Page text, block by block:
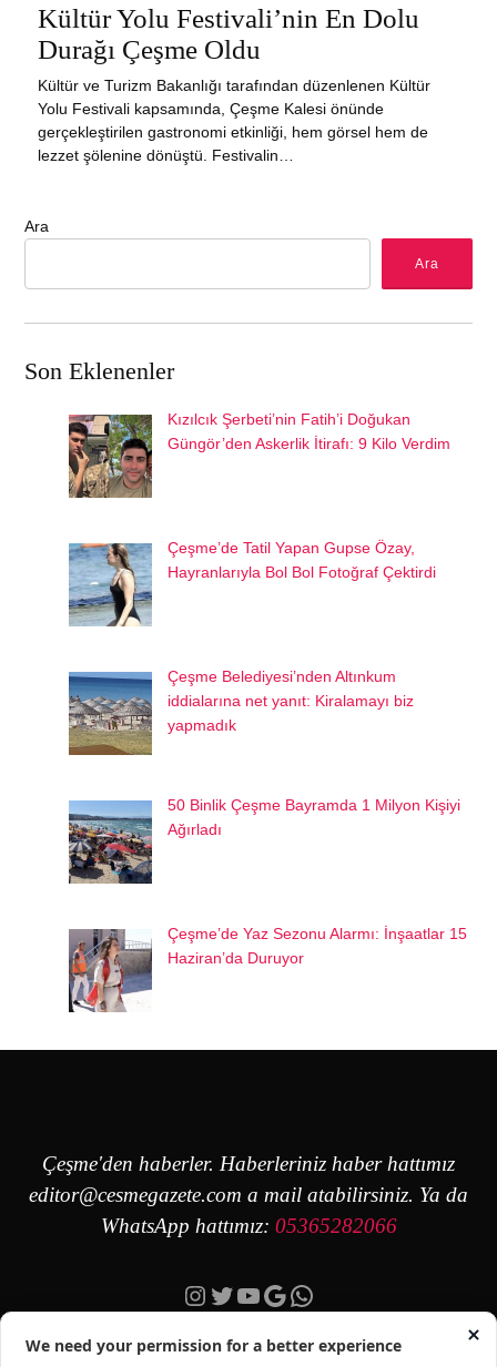
ON
Kültür Yolu Festivali’nin En Dolu
Durağı Çeşme Oldu
Kültür ve Turizm Bakanlığı tarafından düzenlenen Kültür
Yolu Festivali kapsamında, Çeşme Kalesi önünde
gerçekleştirilen gastronomi etkinliği, hem görsel hem de
lezzet şölenine dönüştü. Festivalin…
Ara
Ara
Son Eklenenler
Kızılcık Şerbeti’nin Fatih’i Doğukan
Güngör’den Askerlik İtirafı: 9 Kilo Verdim
Çeşme’de Tatil Yapan Gupse Özay,
Hayranlarıyla Bol Bol Fotoğraf Çektirdi
Çeşme Belediyesi’nden Altınkum
iddialarına net yanıt: Kiralamayı biz
yapmadık
50 Binlik Çeşme Bayramda 1 Milyon Kişiyi
Ağırladı
Çeşme’de Yaz Sezonu Alarmı: İnşaatlar 15
Haziran’da Duruyor
Çeşme'den haberler. Haberleriniz haber hattımız
editor@cesmegazete.com a mail atabilirsiniz. Ya da
WhatsApp hattımız: 05365282066
Instagram
Twitter
YouTube
Google
https://wa.me/